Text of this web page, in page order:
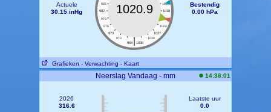
Actuele
30.15 inHg
985
1015
982
1018
979
1021
976
1024
973
1027
970
1030
|
964 1036
1020.9
Bestendig
0.00 hPa
Grafieken - Verwachting - Kaart
Neerslag Vandaag - mm 14:36:01
2026
316.6
Laatste uur
0.0